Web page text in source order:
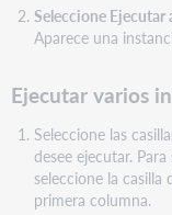
Seleccione Ejecutar
Aparece una
Ejecutar varios
Seleccione las
desee ejecutar.
seleccione la
primera columna.